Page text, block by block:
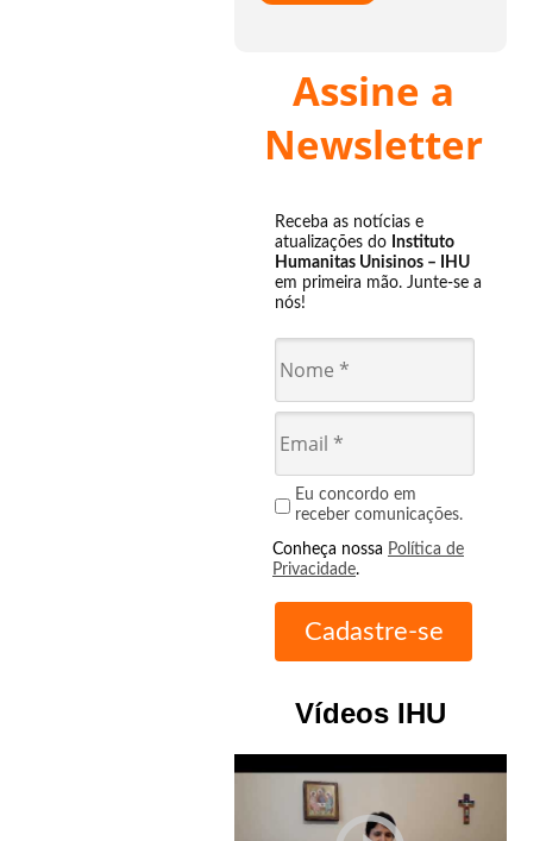
Assine a
Newsletter
Receba as notícias e
atualizações do Instituto
Humanitas Unisinos – IHU
em primeira mão. Junte-se a
nós!
Eu concordo em
receber comunicações.
Conheça nossa Política de
Privacidade.
Vídeos IHU